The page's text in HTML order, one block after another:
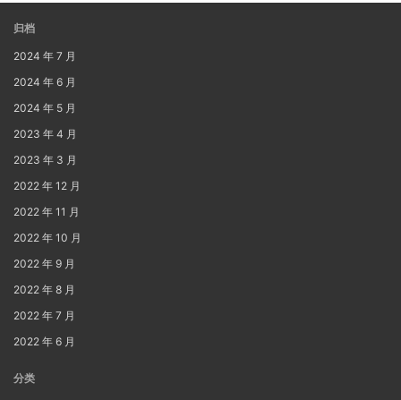
归档
2024 年 7 月
2024 年 6 月
2024 年 5 月
2023 年 4 月
2023 年 3 月
2022 年 12 月
2022 年 11 月
2022 年 10 月
2022 年 9 月
2022 年 8 月
2022 年 7 月
2022 年 6 月
分类